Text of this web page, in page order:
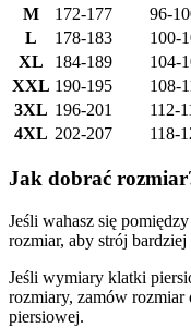
M
172-177 96-
L
178-183 100-
XL
184-189 104-
XXL 190-195 108-
3XL 196-201 112-
4XL 202-207 118-
Jak dobrać
Jeśli wahasz się
rozmiar, aby strój
Jeśli wymiary klatki
rozmiary, zamów
piersiowej.